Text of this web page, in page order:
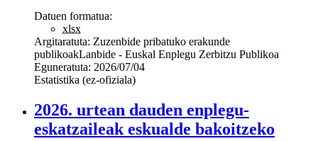
Datuen formatua:
xlsx
Argitaratuta: Zuzenbide pribatuko erakunde
publikoakLanbide - Euskal Enplegu Zerbitzu Publikoa
Eguneratuta: 2026/07/04
Estatistika (ez-ofiziala)
2026. urtean dauden enplegu-
eskatzaileak eskualde bakoitzeko